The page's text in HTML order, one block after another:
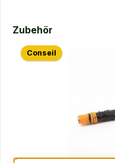
Ignorer la galerie de produits
Zubehör
Conseil